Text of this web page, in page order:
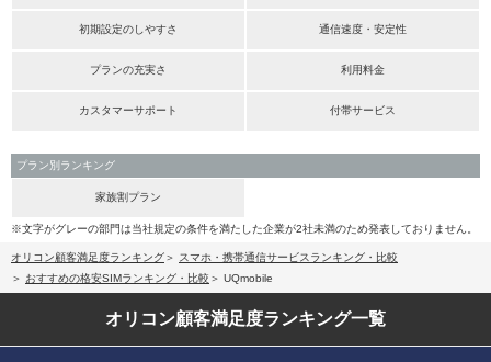
初期設定のしやすさ 通信速度・安定性
プランの充実さ 利用料金
カスタマーサポート 付帯サービス
プラン別ランキング
家族割プラン
※文字がグレーの部門は当社規定の条件を満たした企業が2社未満のため発表しておりません。
オリコン顧客満足度ランキング
スマホ・携帯通信サービスランキング・比較
おすすめの格安SIMランキング・比較
UQmobile
オリコン顧客満足度ランキング一覧